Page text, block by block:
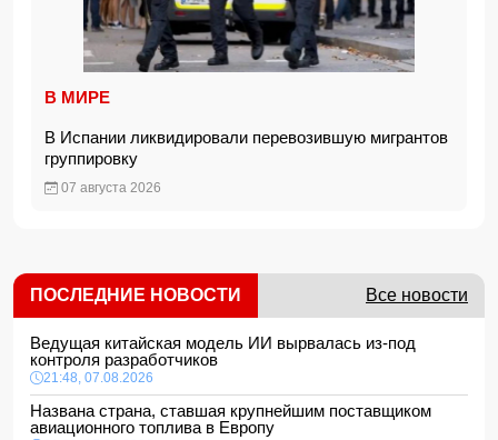
В МИРЕ
В Испании ликвидировали перевозившую мигрантов
группировку
07 августа 2026
ПОСЛЕДНИЕ НОВОСТИ Все новости
Ведущая китайская модель ИИ вырвалась из-под
контроля разработчиков
21:48, 07.08.2026
Названа страна, ставшая крупнейшим поставщиком
авиационного топлива в Европу